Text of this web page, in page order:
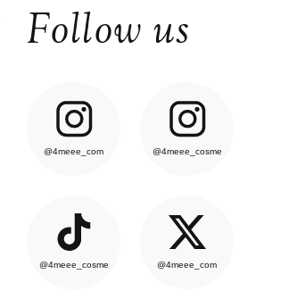
Follow us
@4meee_com @4meee_cosme
@4meee_cosme @4meee_com